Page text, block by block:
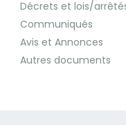
Décrets et lois/
Communiqués
Avis et Annonces
Autres documents